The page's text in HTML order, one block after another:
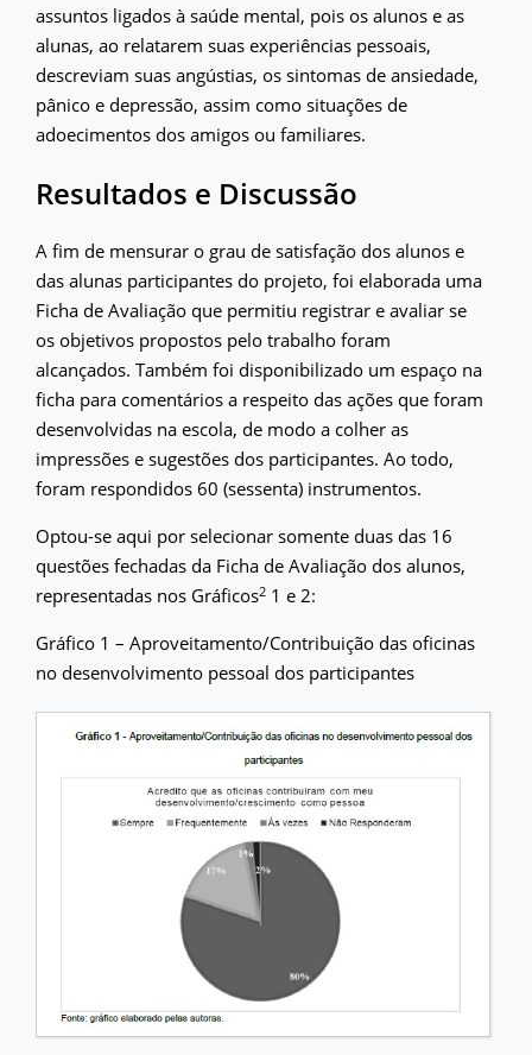
assuntos ligados à saúde mental, pois os alunos e as
alunas, ao relatarem suas experiências pessoais,
descreviam suas angústias, os sintomas de ansiedade,
pânico e depressão, assim como situações de
adoecimentos dos amigos ou familiares.
Resultados e Discussão
A fim de mensurar o grau de satisfação dos alunos e
das alunas participantes do projeto, foi elaborada uma
Ficha de Avaliação que permitiu registrar e avaliar se
os objetivos propostos pelo trabalho foram
alcançados. Também foi disponibilizado um espaço na
ficha para comentários a respeito das ações que foram
desenvolvidas na escola, de modo a colher as
impressões e sugestões dos participantes. Ao todo,
foram respondidos 60 (sessenta) instrumentos.
Optou-se aqui por selecionar somente duas das 16
questões fechadas da Ficha de Avaliação dos alunos,
representadas nos Gráficos2 1 e 2:
Gráfico 1 – Aproveitamento/Contribuição das oficinas
no desenvolvimento pessoal dos participantes